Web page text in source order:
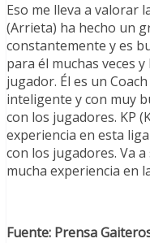
Eso me lleva a valorar
(Arrieta) ha hecho un
constantemente y es
para él muchas veces
jugador. Él es un
inteligente y con muy
con los jugadores. KP
experiencia en esta
con los jugadores. Va
mucha experiencia en
Fuente: Prensa